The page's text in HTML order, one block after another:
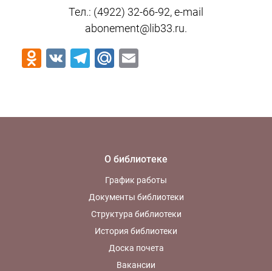
Тел.: (4922) 32-66-92, e-mail
abonement@lib33.ru.
Odnoklassniki
VK Telegram
Mail.Ru
О библиотеке
График работы
Документы библиотеки
Структура библиотеки
История библиотеки
Доска почета
Вакансии